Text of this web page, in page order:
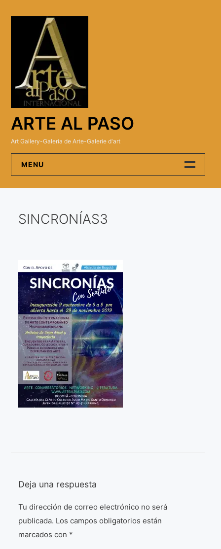
ARTE AL PASO
Art Gallery-Galeria de Arte-Galerie d'art
MENU
Artistas
Presse
Qué dicen de nosotros?
Aviso legal
Política de cookies
Expositions
Bruit de gommettes Paris 2025
Exposición París 2021 “Traverser ton miroir” «A
través de tu espejo»
La Formule de l’art París 2020
L’art Colombien à Paris 2019
SINCRONÍAS3
Deja una respuesta
Tu dirección de correo electrónico no será
publicada. Los campos obligatorios están
marcados con *